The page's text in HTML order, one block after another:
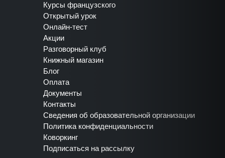
Курсы французского
Открытый урок
Онлайн-тест
Акции
Разговорный клуб
Книжный магазин
Блог
Оплата
Документы
Контакты
Сведения об образовательной организации
Политика конфиденциальности
Коворкинг
Подписаться на рассылку